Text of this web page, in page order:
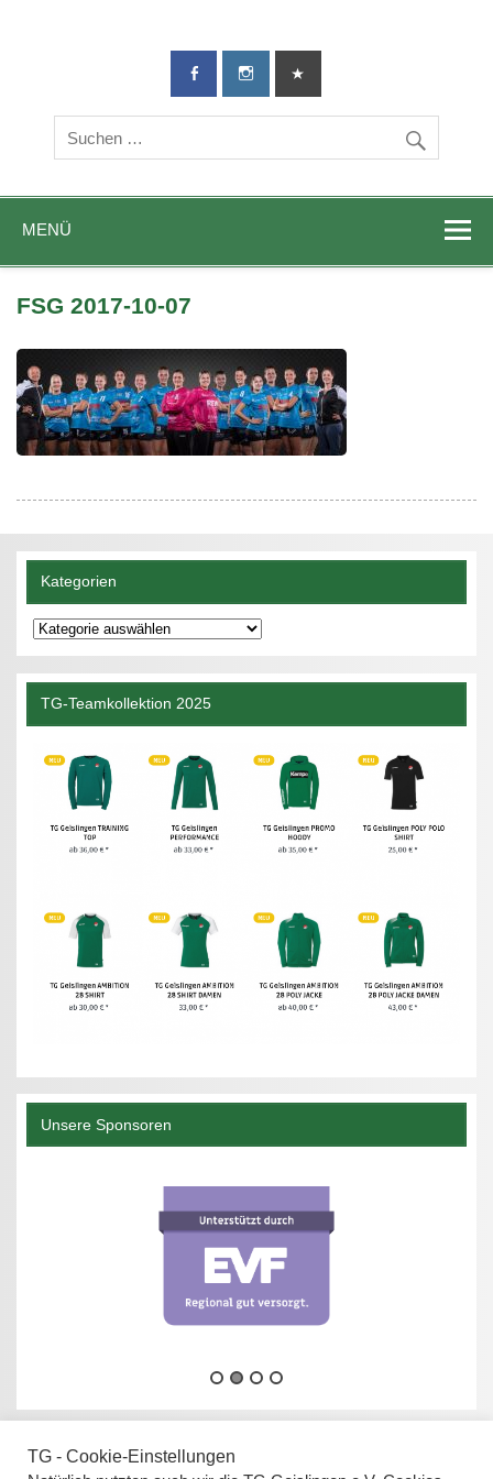
TG-Geislingen
DIE Sportadresse in Geislingen!
MENÜ
FSG 2017-10-07
Kategorien
Kategorien
TG-Teamkollektion 2025
Unsere Sponsoren
TG - Cookie-Einstellungen